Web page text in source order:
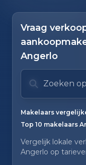
Vraag
Angerlo
Zoek op plaats
Typ om te
Makelaars
Top 10 makelaars
Vergelijk lokale
Angerlo op